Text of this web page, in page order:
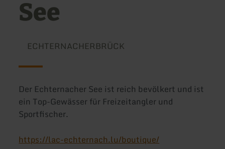
See
ECHTERNACHERBRÜCK
Der Echternacher See ist reich bevölkert und ist
ein Top-Gewässer für Freizeitangler und
Sportfischer.
https://lac-echternach.lu/boutique/